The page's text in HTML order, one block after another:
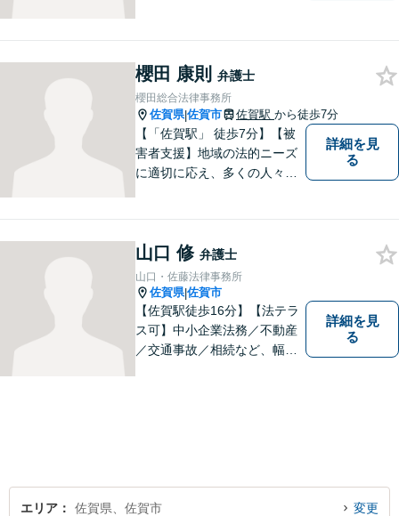
う、最善を尽くさせていただ
きます。【土日夜間対応】
櫻田 康則 弁護士
櫻田総合法律事務所
佐賀県|佐賀市 佐賀駅 から徒歩7分
【「佐賀駅」 徒歩7分】【被
害者支援】地域の法的ニーズ
に適切に応え、多くの人々の
ぐように、丁寧にお悩みをお
伺いいたします。
詳細を見
る
山口 修 弁護士
山口・佐藤法律事務所
佐賀県|佐賀市
【佐賀駅徒歩16分】【法テラ
ス可】中小企業法務／不動産
／交通事故／相続など、幅広
詳細を見
る
エリア 佐賀県、佐賀市 変更